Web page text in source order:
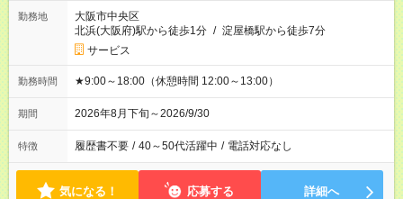
勤務地
大阪市中央区
北浜(大阪府)駅から徒歩1分 / 淀屋橋駅から徒歩7分
サービス
勤務時間 ★9:00～18:00（休憩時間 12:00～13:00）
期間 2026年8月下旬～2026/9/30
特徴 履歴書不要 / 40～50代活躍中 / 電話対応なし
気になる！ 応募する 詳細へ